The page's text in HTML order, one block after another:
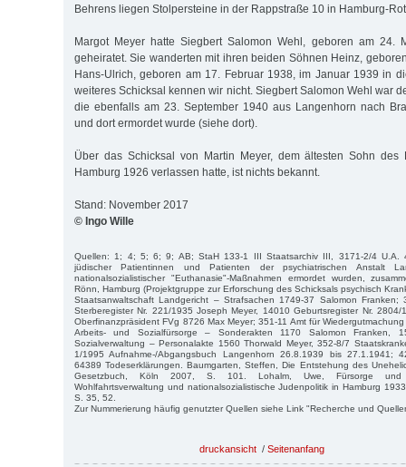
Behrens liegen Stolpersteine in der Rappstraße 10 in Hamburg-
Margot Meyer hatte Siegbert Salomon Wehl, geboren am 24.
geheiratet. Sie wanderten mit ihren beiden Söhnen Heinz,
Hans-Ulrich, geboren am 17. Februar 1938, im Januar 1939 in
weiteres Schicksal kennen wir nicht. Siegbert Salomon Wehl war
die ebenfalls am 23. September 1940 aus Langenhorn nach
und dort ermordet wurde (siehe dort).
Über das Schicksal von Martin Meyer, dem ältesten Sohn des
Hamburg 1926 verlassen hatte, ist nichts bekannt.
Stand: November 2017
© Ingo Wille
Quellen: 1; 4; 5; 6; 9; AB; StaH 133-1 III Staatsarchiv III, 3171-2/4 U.A.
jüdischer Patientinnen und Patienten der psychiatrischen Anstalt
nationalsozialistischer "Euthanasie"-Maßnahmen ermordet wurden,
Rönn, Hamburg (Projektgruppe zur Erforschung des Schicksals psychisch
Staatsanwaltschaft Landgericht – Strafsachen 1749-37 Salomon Franken;
Sterberegister Nr. 221/1935 Joseph Meyer, 14010 Geburtsregister Nr. 2804/
Oberfinanzpräsident FVg 8726 Max Meyer; 351-11 Amt für
Arbeits- und Sozialfürsorge – Sonderakten 1170 Salomon Franken,
Sozialverwaltung – Personalakte 1560 Thorwald Meyer, 352-8/7
1/1995 Aufnahme-/Abgangsbuch Langenhorn 26.8.1939 bis 27.1.1941;
64389 Todeserklärungen. Baumgarten, Steffen, Die Entstehung des
Gesetzbuch, Köln 2007, S. 101. Lohalm, Uwe, Fürsorge und
Wohlfahrtsverwaltung und nationalsozialistische Judenpolitik in Hamburg
S. 35, 52.
Zur Nummerierung häufig genutzter Quellen siehe Link "Recherche und
druckansicht / Seitenanfang